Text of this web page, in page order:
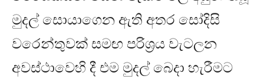
මුදල් සොයාගෙන ඇති අතර සෝදිසි
වරෙන්තුවක් සමඟ පරිශ්‍රය වැටලන
අවස්ථාවෙහි දී එම මුදල් බෙදා හැරීමට